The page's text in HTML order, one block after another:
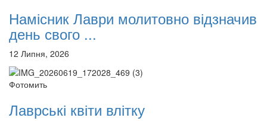
Намісник Лаври молитовно відзначив
день свого ...
12 Липня, 2026
Фотомить
Лаврські квіти влітку